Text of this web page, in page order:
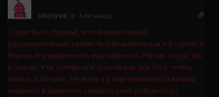
shotуке 4 лет назад
После боя с Кормье, этот Волкан сильно
сдулся,ментально разбит был.Возможно,как и в случае с
Нганну, его уверенность ещё вернётся.. Но как тогда, так
и сейчас, я не считаю его достойным для того, чтобы
носить этот пояс.. Не вижу я в нём чемпиона.Он вихрем
ворвался в дивизион, слишком рано добрался до